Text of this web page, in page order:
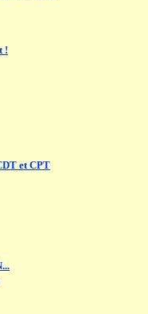
!
et CPT